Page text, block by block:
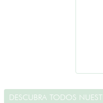
DESCUBRA TODOS